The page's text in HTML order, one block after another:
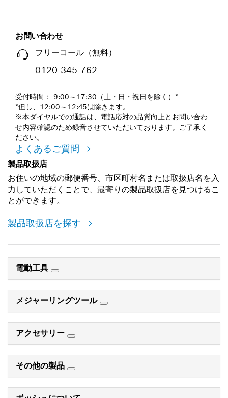
お問い合わせ
フリーコール（無料）
0120-345-762
受付時間： 9:00～17:30（土・日・祝日を除く）*
*但し、12:00～12:45は除きます。
※本ダイヤルでの通話は、電話応対の品質向上とお問い合わ
せ内容確認のため録音させていただいております。ご了承く
ださい。
よくあるご質問
製品取扱店
お住いの地域の郵便番号、市区町村名または取扱店名を入
力していただくことで、最寄りの製品取扱店を見つけるこ
とができます。
製品取扱店を探す
電動工具
メジャーリングツール
アクセサリー
その他の製品